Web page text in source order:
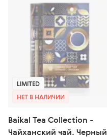
LIMITED
НЕТ В НАЛИЧИИ
Baikal Tea Collection -
Чайханский чай. Черный